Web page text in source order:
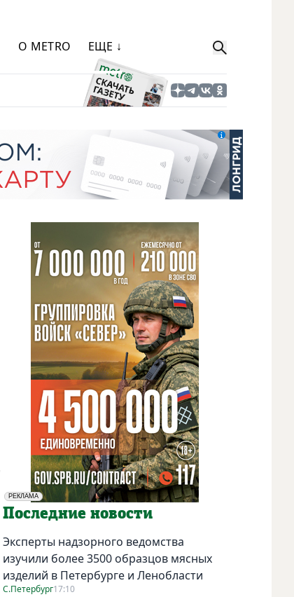
О METRO ЕЩЕ ↓
РЕКЛАМА
Социальная реклама
Последние новости
Эксперты надзорного ведомства
изучили более 3500 образцов мясных
изделий в Петербурге и Ленобласти
С.Петербург17:10